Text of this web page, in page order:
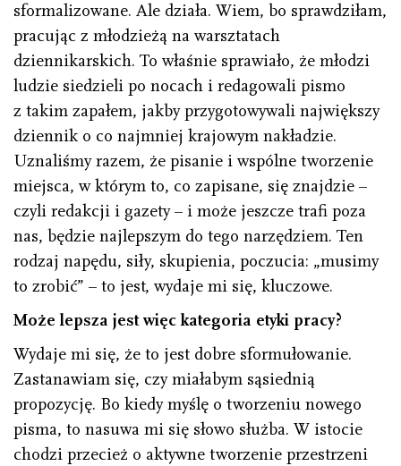
sformalizowane. Ale działa. Wiem, bo sprawdziłam,
pracując z młodzieżą na warsztatach
dziennikarskich. To właśnie sprawiało, że młodzi
ludzie siedzieli po nocach i redagowali pismo
z takim zapałem, jakby przygotowywali największy
dziennik o co najmniej krajowym nakładzie.
Uznaliśmy razem, że pisanie i wspólne tworzenie
miejsca, w którym to, co zapisane, się znajdzie –
czyli redakcji i gazety – i może jeszcze trafi poza
nas, będzie najlepszym do tego narzędziem. Ten
rodzaj napędu, siły, skupienia, poczucia: „musimy
to zrobić” – to jest, wydaje mi się, kluczowe.
Może lepsza jest więc kategoria etyki pracy?
Wydaje mi się, że to jest dobre sformułowanie.
Zastanawiam się, czy miałabym sąsiednią
propozycję. Bo kiedy myślę o tworzeniu nowego
pisma, to nasuwa mi się słowo służba. W istocie
chodzi przecież o aktywne tworzenie przestrzeni